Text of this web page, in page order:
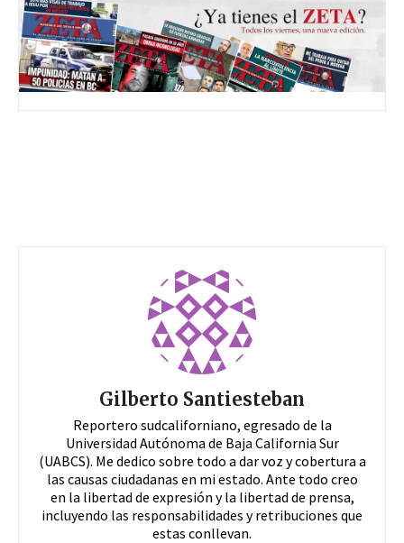
Gilberto Santiesteban
Reportero sudcaliforniano, egresado de la
Universidad Autónoma de Baja California Sur
(UABCS). Me dedico sobre todo a dar voz y cobertura a
las causas ciudadanas en mi estado. Ante todo creo
en la libertad de expresión y la libertad de prensa,
incluyendo las responsabilidades y retribuciones que
estas conllevan.